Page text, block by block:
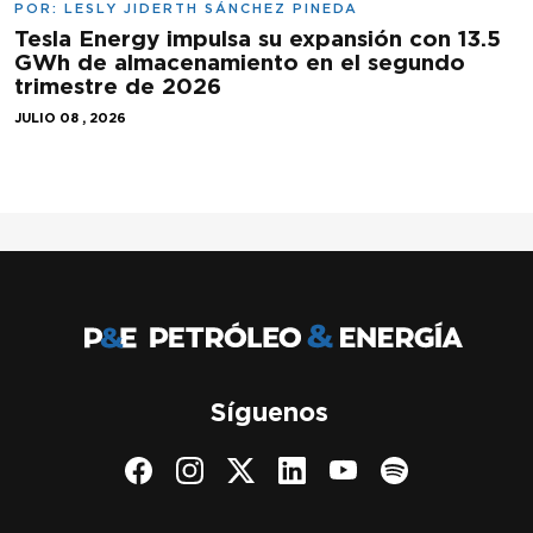
POR: LESLY JIDERTH SÁNCHEZ PINEDA
Tesla Energy impulsa su expansión con 13.5
GWh de almacenamiento en el segundo
trimestre de 2026
JULIO 08 , 2026
Síguenos